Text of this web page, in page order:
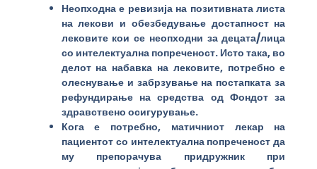
Неопходна е ревизија на позитивната листа
на лекови и обезбедување достапност на
лековите кои се неопходни за децата/лица
со интелектуална попреченост. Исто така, во
делот на набавка на лековите, потребно е
олеснување и забрзување на постапката за
рефундирање на средства од Фондот за
здравствено осигурување.
Кога е потребно, матичниот лекар на
пациентот со интелектуална попреченост да
му препорачува придружник при